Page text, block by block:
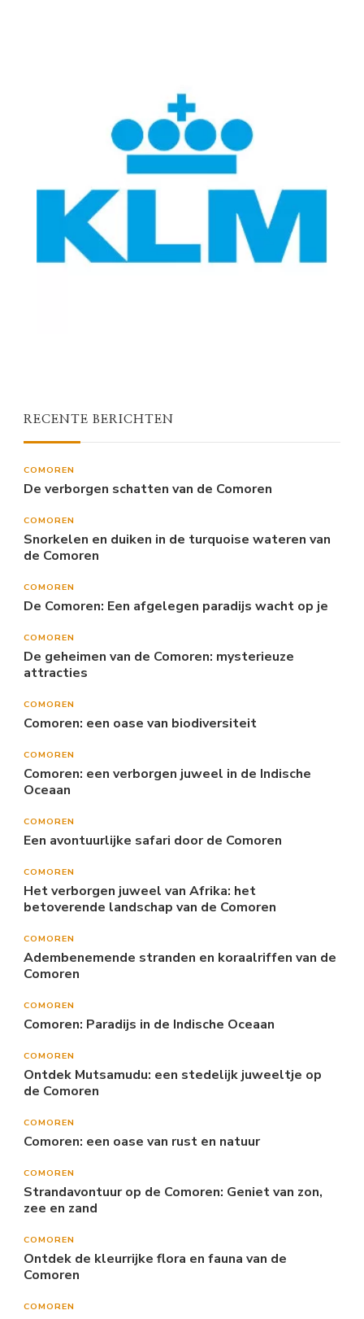
RECENTE BERICHTEN
COMOREN
De verborgen schatten van de Comoren
COMOREN
Snorkelen en duiken in de turquoise wateren van
de Comoren
COMOREN
De Comoren: Een afgelegen paradijs wacht op je
COMOREN
De geheimen van de Comoren: mysterieuze
attracties
COMOREN
Comoren: een oase van biodiversiteit
COMOREN
Comoren: een verborgen juweel in de Indische
Oceaan
COMOREN
Een avontuurlijke safari door de Comoren
COMOREN
Het verborgen juweel van Afrika: het
betoverende landschap van de Comoren
COMOREN
Adembenemende stranden en koraalriffen van de
Comoren
COMOREN
Comoren: Paradijs in de Indische Oceaan
COMOREN
Ontdek Mutsamudu: een stedelijk juweeltje op
de Comoren
COMOREN
Comoren: een oase van rust en natuur
COMOREN
Strandavontuur op de Comoren: Geniet van zon,
zee en zand
COMOREN
Ontdek de kleurrijke flora en fauna van de
Comoren
COMOREN